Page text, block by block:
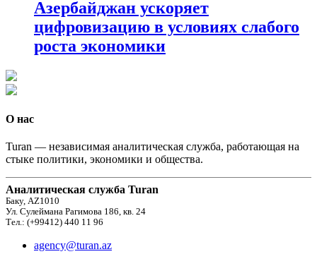
Азербайджан ускоряет
цифровизацию в условиях слабого
роста экономики
О нас
Turan — независимая аналитическая служба, работающая на
стыке политики, экономики и общества.
Аналитическая служба Turan
Баку, AZ1010
Ул. Сулеймана Рагимова 186, кв. 24
Тел.: (+99412) 440 11 96
agency@turan.az